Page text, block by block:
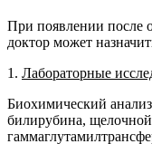
При появлении после
доктор может
1. Лабораторные
Биохимический
билирубина,